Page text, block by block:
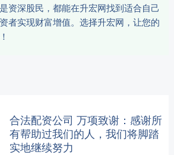
资深股民，都能在升宏网找到适合自己
者实现财富增值。选择升宏网，让您的
合法配资公司 万项致谢：感谢所
有帮助过我们的人，我们将脚踏
实地继续努力